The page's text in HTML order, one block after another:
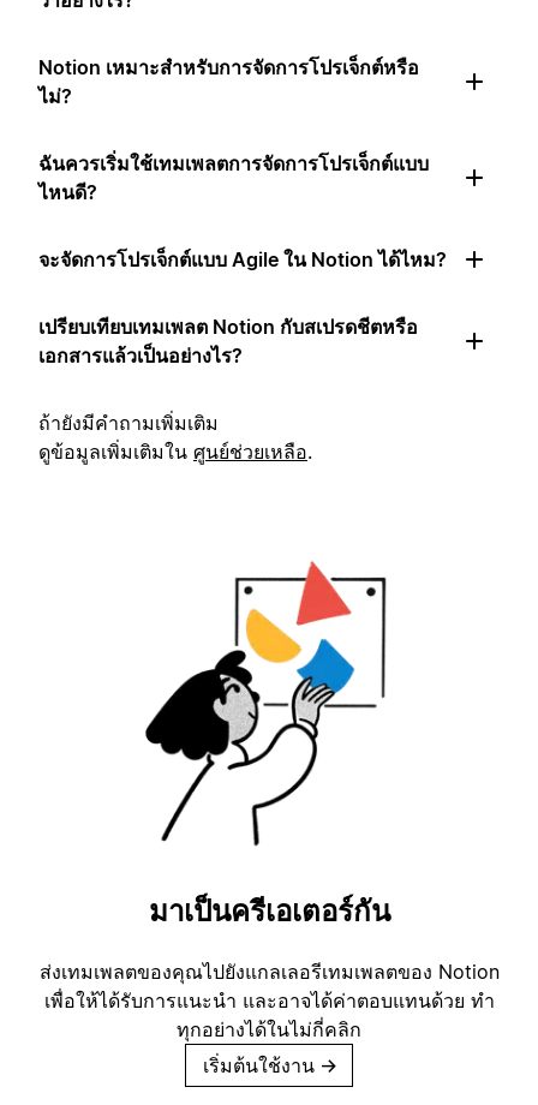
Notion เหมาะสำหรับการจัดการโปรเจ็กต์หรือ
ไม่?
ฉันควรเริ่มใช้เทมเพลตการจัดการโปรเจ็กต์แบบ
ไหนดี?
จะจัดการโปรเจ็กต์แบบ Agile ใน Notion ได้ไหม?
เปรียบเทียบเทมเพลต Notion กับสเปรดชีตหรือ
เอกสารแล้วเป็นอย่างไร?
ถ้ายังมีคำถามเพิ่มเติม
ดูข้อมูลเพิ่มเติมใน ศูนย์ช่วยเหลือ.
มาเป็นครีเอเตอร์กัน
ส่งเทมเพลตของคุณไปยังแกลเลอรีเทมเพลตของ Notion
เพื่อให้ได้รับการแนะนำ และอาจได้ค่าตอบแทนด้วย ทำ
ทุกอย่างได้ในไม่กี่คลิก
เริ่มต้นใช้งาน →